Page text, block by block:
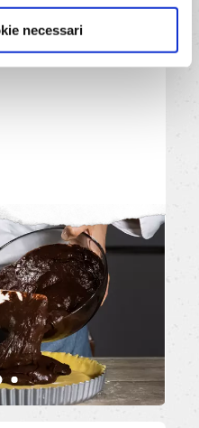
necessari